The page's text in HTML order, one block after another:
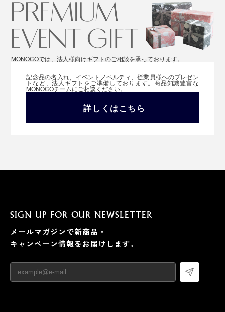
MONOCOでは、法人様向けギフトのご相談を承っております。
記念品の名入れ、イベントノベルティ、従業員様へのプレゼン
トなど、法人ギフトをご準備しております。商品知識豊富な
MONOCOチームにご相談ください。
詳しくはこちら
SIGN UP FOR OUR NEWSLETTER
メールマガジンで新商品・
キャンペーン情報をお届けします。